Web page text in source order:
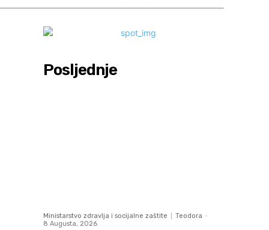
Posljednje
Ministarstvo zdravlja i socijalne zaštite Teodora -
8 Augusta, 2026